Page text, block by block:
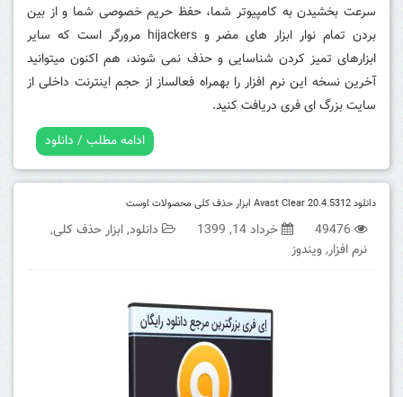
سرعت بخشیدن به کامپیوتر شما، حفظ حریم خصوصی شما و از بین
بردن تمام نوار ابزار های مضر و hijackers مرورگر است که سایر
ابزارهای تمیز کردن شناسایی و حذف نمی شوند، هم اکنون میتوانید
آخرین نسخه این نرم افزار را بهمراه فعالساز از حجم اینترنت داخلی از
سایت بزرگ ای فری دریافت کنید.
ادامه مطلب / دانلود
دانلود Avast Clear 20.4.5312 ابزار حذف کلی محصولات اوست
49476 خرداد 14, 1399 دانلود,ابزار حذف کلی,
نرم افزار,ویندوز